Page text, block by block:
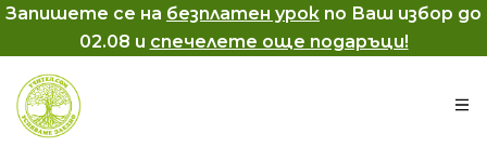
Запишете се на безплатен урок по Ваш избор до
02.08 и спечелете още подаръци!